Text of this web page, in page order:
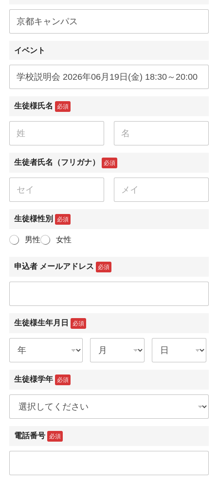
イベント
生徒様氏名 必須
生徒者氏名（フリガナ） 必須
生徒様性別 必須
男性 女性
申込者 メールアドレス 必須
生徒様生年月日 必須
生徒様学年 必須
電話番号 必須